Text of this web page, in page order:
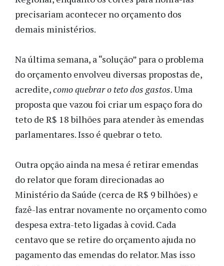
precisariam acontecer no orçamento dos
demais ministérios.
Na última semana, a “solução” para o problema
do orçamento envolveu diversas propostas de,
acredite,como quebrar o teto dos gastos. Uma
proposta que vazou foi criar um espaço fora do
teto de R$ 18 bilhões para atender às emendas
parlamentares. Isso é quebrar o teto.
Outra opção ainda na mesa é retirar emendas
do relator que foram direcionadas ao
Ministério da Saúde (cerca de R$ 9 bilhões) e
fazê-las entrar novamente no orçamento como
despesa extra-teto ligadas à covid. Cada
centavo que se retire do orçamento ajuda no
pagamento das emendas do relator. Mas isso